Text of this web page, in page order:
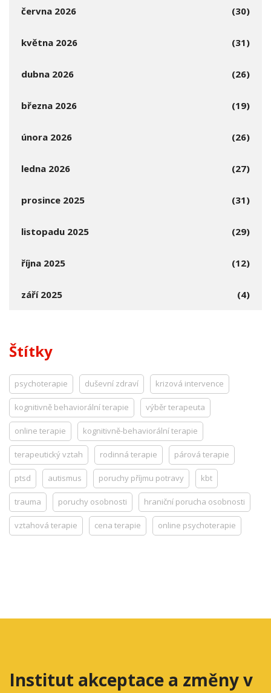
června 2026 (30)
května 2026 (31)
dubna 2026 (26)
března 2026 (19)
února 2026 (26)
ledna 2026 (27)
prosince 2025 (31)
listopadu 2025 (29)
října 2025 (12)
září 2025 (4)
Štítky
psychoterapie duševní zdraví krizová intervence
kognitivně behaviorální terapie výběr terapeuta
online terapie kognitivně-behaviorální terapie
terapeutický vztah rodinná terapie párová terapie
ptsd autismus poruchy příjmu potravy kbt
trauma poruchy osobnosti hraniční porucha osobnosti
vztahová terapie cena terapie online psychoterapie
Institut akceptace a změny v